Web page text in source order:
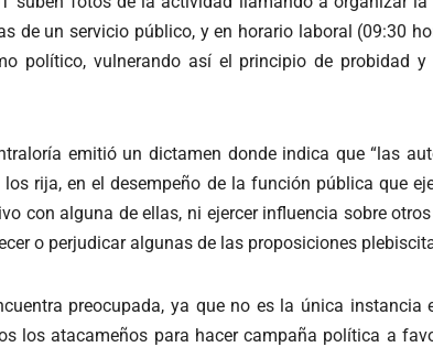
de un servicio público, y en horario laboral (09:30
político, vulnerando así el principio de probidad
emitió un dictamen donde indica que “las
rija, en el desempeño de la función pública que
con alguna de ellas, ni ejercer influencia sobre
o perjudicar algunas de las proposiciones
preocupada, ya que no es la única
los atacameños para hacer campaña política a